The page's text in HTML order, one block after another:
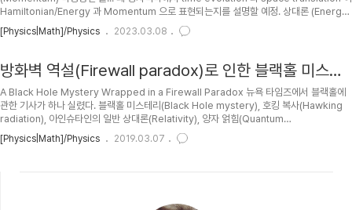
Hamiltonian/Energy 과 Momentum 으로 표현되는지를 설명할 예정. 상대론 (Energy-
Momentum tensor) 과도 관련이 있고, 특정 coodinate (space-time 통합해서 한
event/position) 의 quantum state |x^{i} \vec{e}_{i}\rangle 의 Taylor
Space/Positi..
[Physics|Math]/Physics 2023.03.08
방화벽 역설(Firewall paradox)로 인한 블랙홀 미스테
리
A Black Hole Mystery Wrapped in a Firewall Paradox 뉴욕 타임즈에서 블랙홀에
관한 기사가 하나 실렸다. 블랙홀 미스테리(Black Hole mystery), 호킹 복사(Hawking
radiation), 아인슈타인의 일반 상대론(Relativity), 양자 얽힘(Quantum
entanglement), 방화벽 역설(Firewall paradox) by AMPS(Ahmed Almheiri,
Donald Marolf, James Sully, and Dr. Polchinski) 등이 핵심 키워드. 현대 물리학의 핵
[Physics|Math]/Physics 2019.03.07